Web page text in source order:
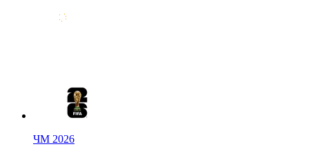
ЧМ 2026